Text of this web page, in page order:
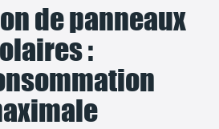
de panneaux
: